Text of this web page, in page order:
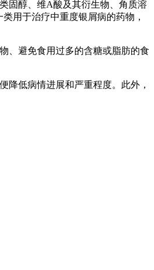
固醇、维A酸及其衍生物、角质溶
用于治疗中重度银屑病的药物，
、避免食用过多的含糖或脂肪的食
降低病情进展和严重程度。此外，